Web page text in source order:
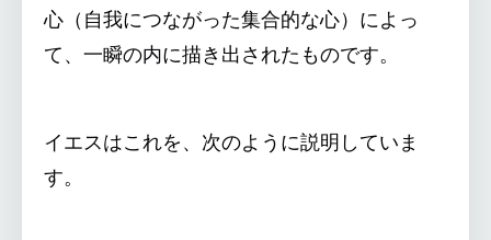
心（自我につながった集合的な心）によっ
て、一瞬の内に描き出されたものです。
イエスはこれを、次のように説明していま
す。